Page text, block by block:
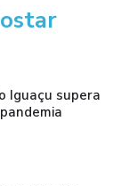
Iguaçu supera